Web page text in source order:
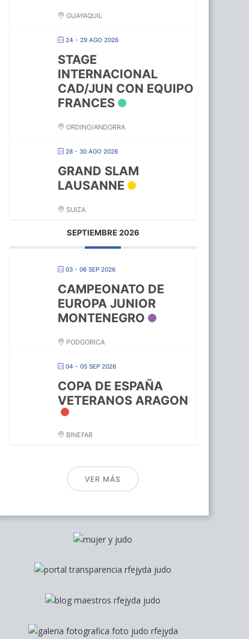
GUAYAQUIL
24 - 29 AGO 2026
STAGE
INTERNACIONAL
CAD/JUN CON EQUIPO
FRANCES
ORDINO/ANDORRA
28 - 30 AGO 2026
GRAND SLAM
LAUSANNE
SUIZA
SEPTIEMBRE 2026
03 - 06 SEP 2026
CAMPEONATO DE
EUROPA JUNIOR
MONTENEGRO
PODGORICA
04 - 05 SEP 2026
COPA DE ESPAÑA
VETERANOS ARAGON
BINEFAR
VER MÁS